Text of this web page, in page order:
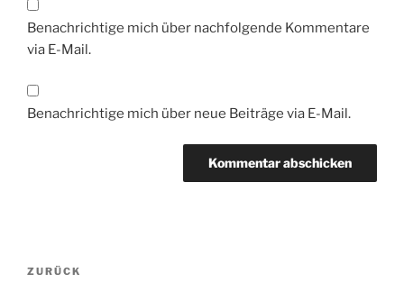
Benachrichtige mich über nachfolgende Kommentare
via E-Mail.
Benachrichtige mich über neue Beiträge via E-Mail.
Beitragsnavigation
Vorheriger
ZURÜCK